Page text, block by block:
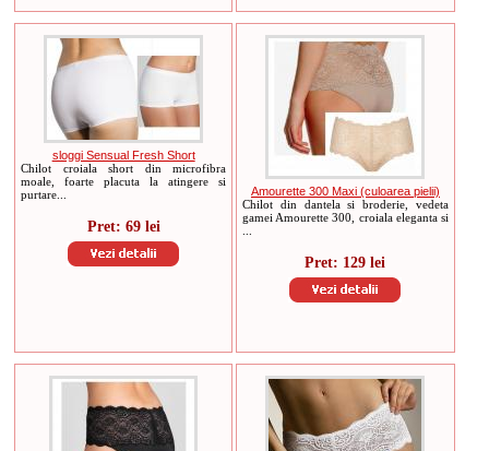
sloggi Sensual Fresh Short
Chilot croiala short din microfibra
moale, foarte placuta la atingere si
purtare...
Pret: 69 lei
Amourette 300 Maxi (culoarea pielii)
Chilot din dantela si broderie, vedeta
gamei Amourette 300, croiala eleganta si
Pret: 129 lei